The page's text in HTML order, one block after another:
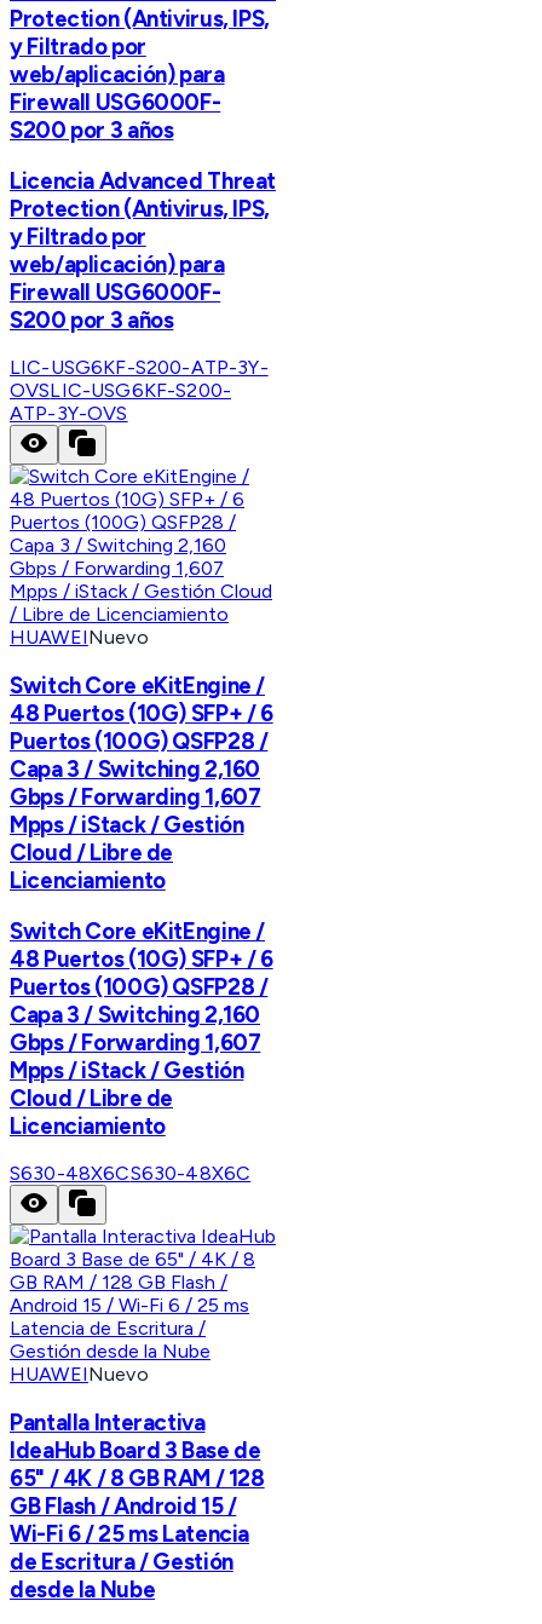
Protection (Antivirus, IPS,
y Filtrado por
web/aplicación) para
Firewall USG6000F-
S200 por 3 años
Licencia Advanced Threat
Protection (Antivirus, IPS,
y Filtrado por
web/aplicación) para
Firewall USG6000F-
S200 por 3 años
LIC-USG6KF-S200-ATP-3Y-
OVSLIC-USG6KF-S200-
ATP-3Y-OVS
HUAWEINuevo
Switch Core eKitEngine /
48 Puertos (10G) SFP+ / 6
Puertos (100G) QSFP28 /
Capa 3 / Switching 2,160
Gbps / Forwarding 1,607
Mpps / iStack / Gestión
Cloud / Libre de
Licenciamiento
Switch Core eKitEngine /
48 Puertos (10G) SFP+ / 6
Puertos (100G) QSFP28 /
Capa 3 / Switching 2,160
Gbps / Forwarding 1,607
Mpps / iStack / Gestión
Cloud / Libre de
Licenciamiento
S630-48X6CS630-48X6C
HUAWEINuevo
Pantalla Interactiva
IdeaHub Board 3 Base de
65" / 4K / 8 GB RAM / 128
GB Flash / Android 15 /
Wi-Fi 6 / 25 ms Latencia
de Escritura / Gestión
desde la Nube